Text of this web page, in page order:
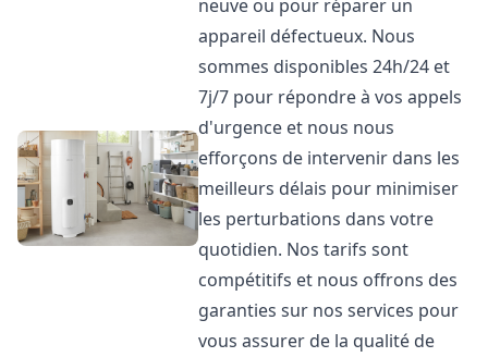
neuve ou pour réparer un
appareil défectueux. Nous
sommes disponibles 24h/24 et
7j/7 pour répondre à vos appels
d'urgence et nous nous
efforçons de intervenir dans les
meilleurs délais pour minimiser
les perturbations dans votre
quotidien. Nos tarifs sont
compétitifs et nous offrons des
garanties sur nos services pour
vous assurer de la qualité de